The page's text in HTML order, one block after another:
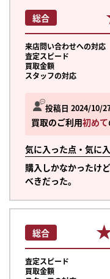
投稿日 2024/10/
買取のご利用初めて
気に入った点・気に
購入しかなかったけ
べきだった。
総合
来店問い合わせへの対応
査定スピード
買取金額
スタッフの対応
総合
査定スピード
買取金額